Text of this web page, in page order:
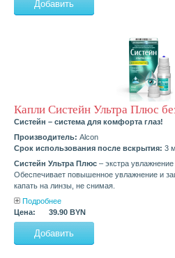
Капли Систейн Ультра Плюс
Систейн – система для комфорта глаз!
Производитель: Alcon
Срок использования после вскрытия: 3
Систейн Ультра Плюс – экстра увлажнение
Обеспечивает повышенное увлажнение и
капать на линзы, не снимая.
Подробнее
39.90 BYN
Цена: